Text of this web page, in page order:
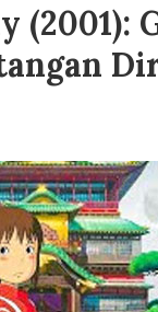
(2001):